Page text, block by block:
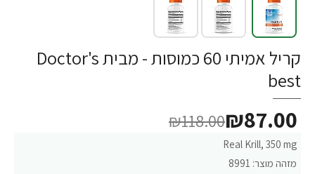
קריל אמיתי 60 כמוסות - מבית Doctor's
best
Real Krill, 350 mg
מזהה מוצר: 8991
₪87.00
₪118.00